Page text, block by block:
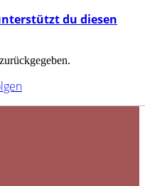
du diesen